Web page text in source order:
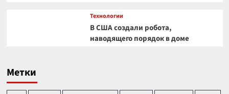
Технологии
В США создали робота,
наводящего порядок в доме
Метки